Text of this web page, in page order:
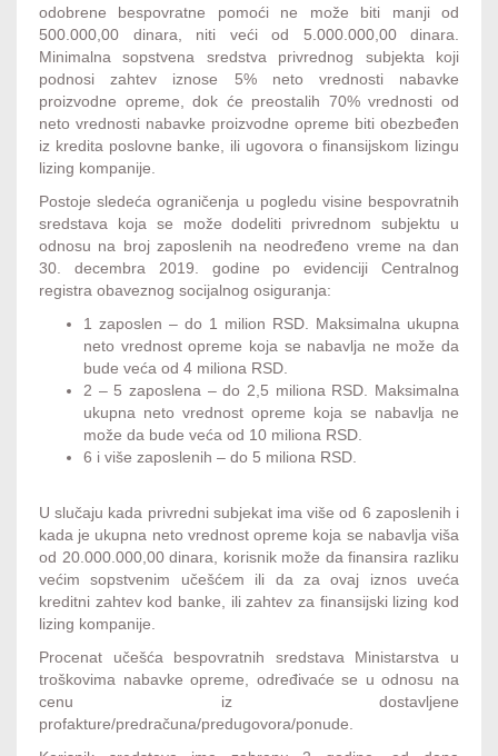
odobrene bespovratne pomoći ne može biti manji od
500.000,00 dinara, niti veći od 5.000.000,00 dinara.
Minimalna sopstvena sredstva privrednog subjekta koji
podnosi zahtev iznose 5% neto vrednosti nabavke
proizvodne opreme, dok će preostalih 70% vrednosti od
neto vrednosti nabavke proizvodne opreme biti obezbeđen
iz kredita poslovne banke, ili ugovora o finansijskom lizingu
lizing kompanije.
Postoje sledeća ograničenja u pogledu visine bespovratnih
sredstava koja se može dodeliti privrednom subjektu u
odnosu na broj zaposlenih na neodređeno vreme na dan
30. decembra 2019. godine po evidenciji Centralnog
registra obaveznog socijalnog osiguranja:
1 zaposlen – do 1 milion RSD. Maksimalna ukupna
neto vrednost opreme koja se nabavlja ne može da
bude veća od 4 miliona RSD.
2 – 5 zaposlena – do 2,5 miliona RSD. Maksimalna
ukupna neto vrednost opreme koja se nabavlja ne
može da bude veća od 10 miliona RSD.
6 i više zaposlenih – do 5 miliona RSD.
U slučaju kada privredni subjekat ima više od 6 zaposlenih i
kada je ukupna neto vrednost opreme koja se nabavlja viša
od 20.000.000,00 dinara, korisnik može da finansira razliku
većim sopstvenim učešćem ili da za ovaj iznos uveća
kreditni zahtev kod banke, ili zahtev za finansijski lizing kod
lizing kompanije.
Procenat učešća bespovratnih sredstava Ministarstva u
troškovima nabavke opreme, određivaće se u odnosu na
cenu iz dostavljene
profakture/predračuna/predugovora/ponude.